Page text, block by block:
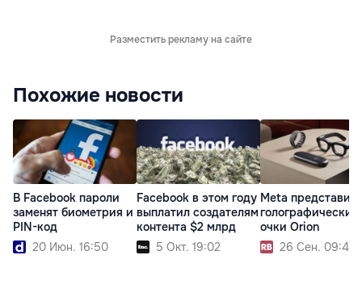
Разместить рекламу на сайте
Похожие новости
В Facebook пароли
заменят биометрия и
PIN-код
20 Июн. 16:50
Facebook в этом году
выплатил создателям
контента $2 млрд
5 Окт. 19:02
Meta
голографические
очки Orion
26 Сен. 09:43